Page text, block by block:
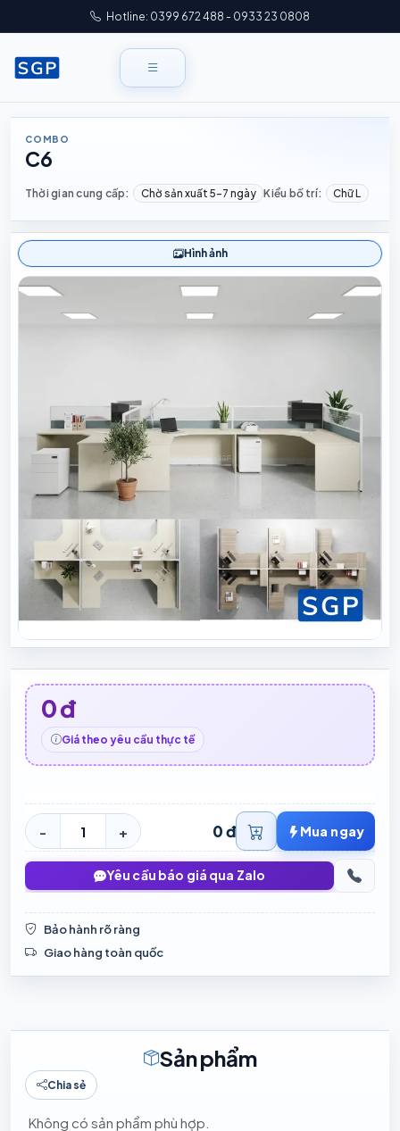
Hotline: 0399 672 488 - 0933 23 0808
COMBO
C6
Thời gian cung cấp: Chờ sản xuất 5–7 ngày Kiểu bố trí: Chữ L
Hình ảnh
0 đ
Giá theo yêu cầu thực tế
- + 0 đ Mua ngay
Yêu cầu báo giá qua Zalo
Bảo hành rõ ràng
Giao hàng toàn quốc
Sản phẩm
Chia sẻ
Không có sản phẩm phù hợp.